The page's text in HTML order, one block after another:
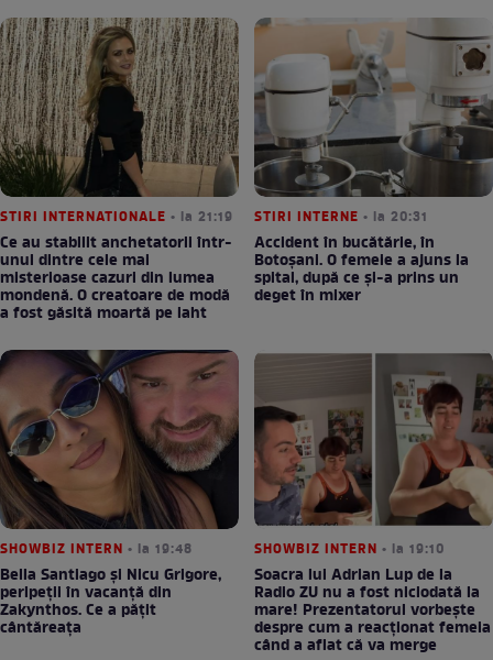
STIRI INTERNATIONALE • la 21:19
Ce au stabilit anchetatorii într-
unul dintre cele mai
misterioase cazuri din lumea
mondenă. O creatoare de modă
a fost găsită moartă pe iaht
STIRI INTERNE • la 20:31
Accident în bucătărie, în
Botoșani. O femeie a ajuns la
spital, după ce și-a prins un
deget în mixer
SHOWBIZ INTERN • la 19:48
Bella Santiago și Nicu Grigore,
peripeții în vacanță din
Zakynthos. Ce a pățit
cântăreața
SHOWBIZ INTERN • la 19:10
Soacra lui Adrian Lup de la
Radio ZU nu a fost niciodată la
mare! Prezentatorul vorbește
despre cum a reacționat femeia
când a aflat că va merge